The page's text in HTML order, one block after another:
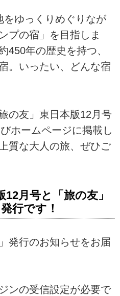
をゆっくりめぐりなが
プの宿」を目指しま
450年の歴史を持つ、
。いったい、どんな宿
の友」東日本版12月号
ホームページに掲載し
質な大人の旅、ぜひご
12月号と「旅の友」
行です！
発行のお知らせをお届
ンの受信設定が必要で